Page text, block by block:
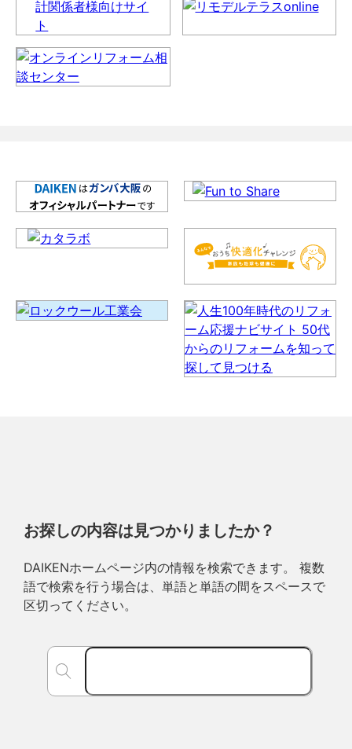
お探しの内容は見つかりましたか？
DAIKENホームページ内の情報を検索できます。 複数
語で検索を行う場合は、単語と単語の間をスペースで
区切ってください。